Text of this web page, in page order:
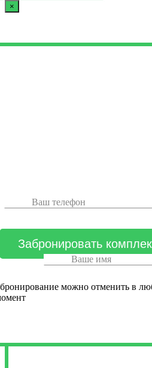
×
можно отменить в
Менеджер свяжется с